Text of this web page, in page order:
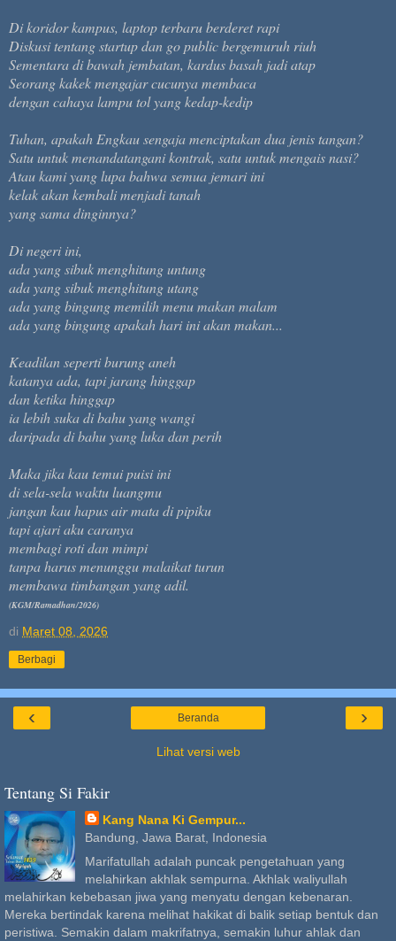
Di koridor kampus, laptop terbaru berderet rapi
Diskusi tentang startup dan go public bergemuruh riuh
Sementara di bawah jembatan, kardus basah jadi atap
Seorang kakek mengajar cucunya membaca
dengan cahaya lampu tol yang kedap-kedip
Tuhan, apakah Engkau sengaja menciptakan dua jenis tangan?
Satu untuk menandatangani kontrak, satu untuk mengais nasi?
Atau kami yang lupa bahwa semua jemari ini
kelak akan kembali menjadi tanah
yang sama dinginnya?
Di negeri ini,
ada yang sibuk menghitung untung
ada yang sibuk menghitung utang
ada yang bingung memilih menu makan malam
ada yang bingung apakah hari ini akan makan...
Keadilan seperti burung aneh
katanya ada, tapi jarang hinggap
dan ketika hinggap
ia lebih suka di bahu yang wangi
daripada di bahu yang luka dan perih
Maka jika kau temui puisi ini
di sela-sela waktu luangmu
jangan kau hapus air mata di pipiku
tapi ajari aku caranya
membagi roti dan mimpi
tanpa harus menunggu malaikat turun
membawa timbangan yang adil.
(KGM/Ramadhan/2026)
di Maret 08, 2026
Berbagi
‹ ›
Beranda
Lihat versi web
Tentang Si Fakir
Kang Nana Ki Gempur...
Bandung, Jawa Barat, Indonesia
Marifatullah adalah puncak pengetahuan yang
melahirkan akhlak sempurna. Akhlak waliyullah
melahirkan kebebasan jiwa yang menyatu dengan kebenaran.
Mereka bertindak karena melihat hakikat di balik setiap bentuk dan
peristiwa. Semakin dalam makrifatnya, semakin luhur ahlak dan